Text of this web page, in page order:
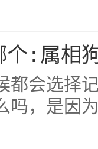
个:属相
都会选择
吗，是因